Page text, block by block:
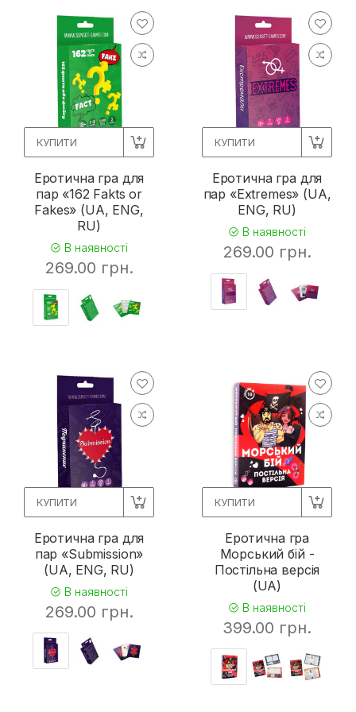
КУПИТИ
Еротична гра для
пар «162 Fakts or
Fakes» (UA, ENG,
RU)
В наявності
269.00 грн.
КУПИТИ
Еротична гра для
пар «Extremes» (UA,
ENG, RU)
В наявності
269.00 грн.
КУПИТИ
Еротична гра для
пар «Submission»
(UA, ENG, RU)
В наявності
269.00 грн.
КУПИТИ
Еротична гра
Морський бій -
Постільна версія
(UA)
В наявності
399.00 грн.